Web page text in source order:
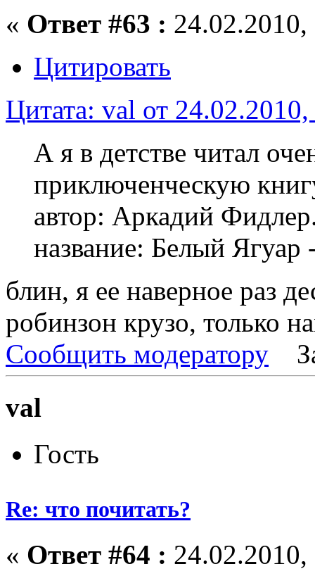
« Ответ #63 :
Цитировать
Цитата: val от
А я в детстве читал
приключенческую
автор: Аркадий
название: Белый Ягуар
блин, я ее наверное раз
робинзон крузо, только
Сообщить модератору
val
Гость
Re: что почитать?
« Ответ #64 :